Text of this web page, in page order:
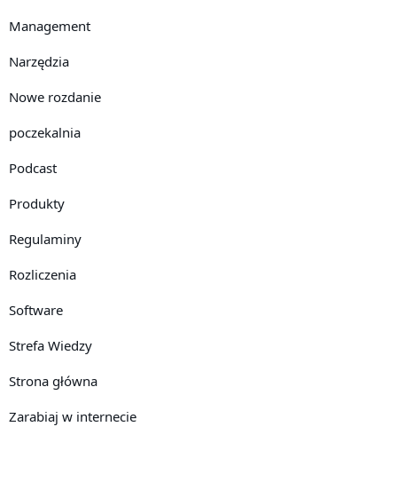
Management
Narzędzia
Nowe rozdanie
poczekalnia
Podcast
Produkty
Regulaminy
Rozliczenia
Software
Strefa Wiedzy
Strona główna
Zarabiaj w internecie